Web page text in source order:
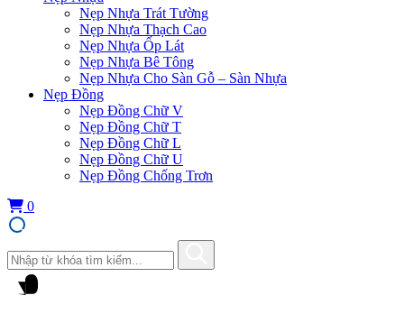
Nẹp Nhựa Trát Tường
Nẹp Nhựa Thạch Cao
Nẹp Nhựa Ốp Lát
Nẹp Nhựa Bê Tông
Nẹp Nhựa Cho Sàn Gỗ – Sàn Nhựa
Nẹp Đồng
Nẹp Đồng Chữ V
Nẹp Đồng Chữ T
Nẹp Đồng Chữ L
Nẹp Đồng Chữ U
Nẹp Đồng Chống Trơn
0